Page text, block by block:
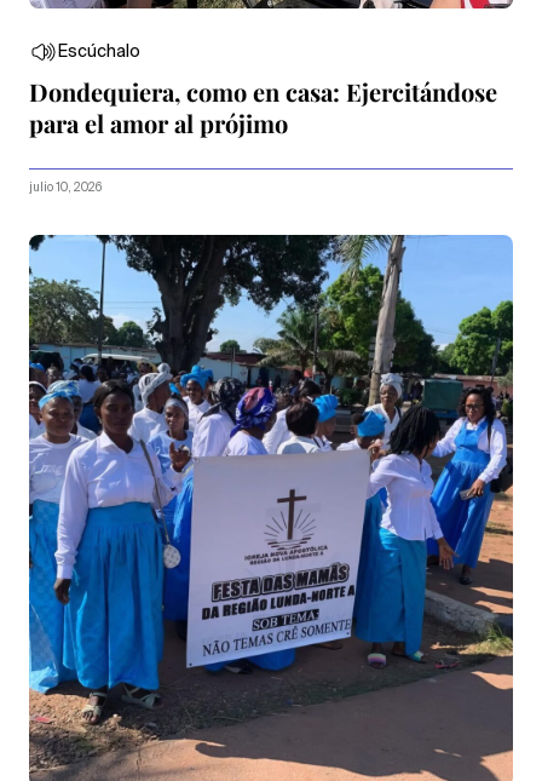
Escúchalo
Dondequiera, como en casa: Ejercitándose
para el amor al prójimo
julio 10, 2026